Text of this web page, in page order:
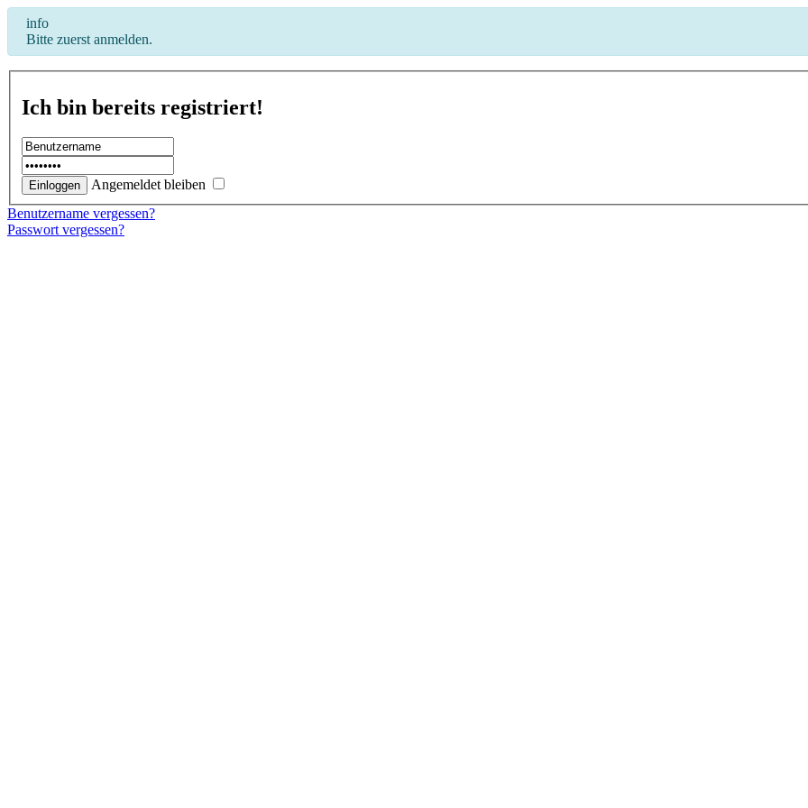
info
Bitte zuerst anmelden.
Ich bin bereits registriert!
Angemeldet bleiben
Benutzername vergessen?
Passwort vergessen?